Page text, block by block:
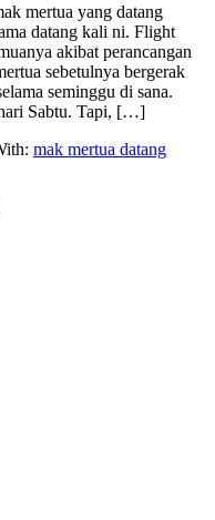
mertua yang datang
datang kali ni. Flight
akibat perancangan
sebetulnya bergerak
seminggu di sana.
Sabtu. Tapi, […]
mak mertua datang